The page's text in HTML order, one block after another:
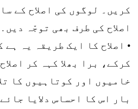
کریں۔ لوگوں کی اصلاح کے
اصلاح کی طرف بھی توجّہ
• اصلاح کا ایک طریقہ یہ ہے
کرکے، برا بھلا کہہ کر
خامیوں اور کوتاہیوں کا
بار اس کا احساس دلایا